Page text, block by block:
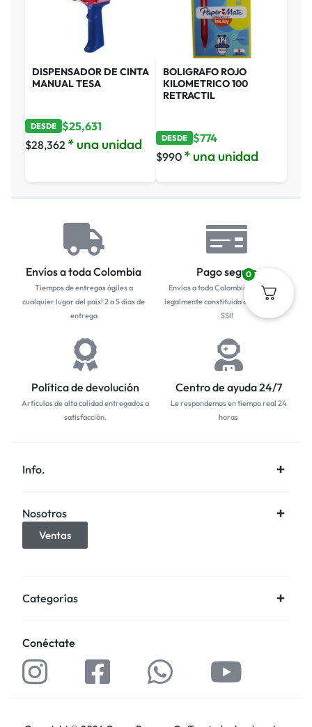
DISPENSADOR DE CINTA
MANUAL TESA
DESDE $25,631
$28,362 * una unidad
BOLIGRAFO ROJO
KILOMETRICO 100
RETRACTIL
DESDE $774
$990 * una unidad
Envíos a toda Colombia
Tiempos de entregas ágiles a
cualquier lugar del país! 2 a 5 días de
entrega
Pago seguro
Envíos a toda Colombia... Empresa
legalmente constituida con protocolo
SSl!
Política de devolución
Artículos de alta calidad entregados a
satisfacción.
Centro de ayuda 24/7
Le respondemos en tiempo real 24
horas
Info.
Nosotros
Ventas
Categorías
Conéctate
0